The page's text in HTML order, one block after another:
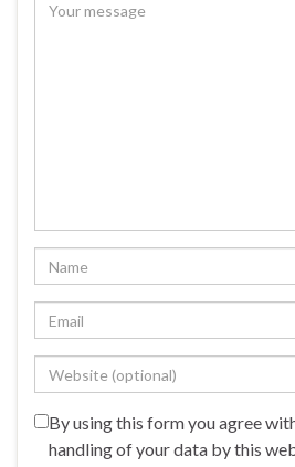
By using this form you agree
handling of your data by this